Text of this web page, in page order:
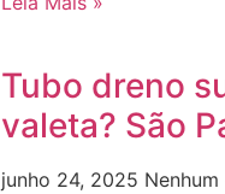
Tubo dreno
valeta? São
junho 24, 2025